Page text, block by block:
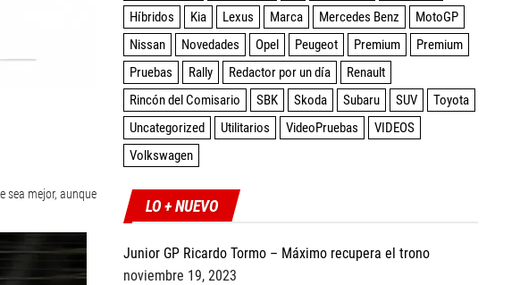
sea mejor, aunque
Híbridos
Kia Lexus Marca Mercedes Benz
MotoGP
Nissan
Novedades Opel Peugeot Premium
Premium
Pruebas
Rally Redactor por un día
Renault
Rincón del Comisario
SBK Skoda Subaru SUV
Toyota
Uncategorized
Utilitarios VideoPruebas
VIDEOS
Volkswagen
LO + NUEVO
Junior GP Ricardo Tormo – Máximo recupera el trono
noviembre 19, 2023